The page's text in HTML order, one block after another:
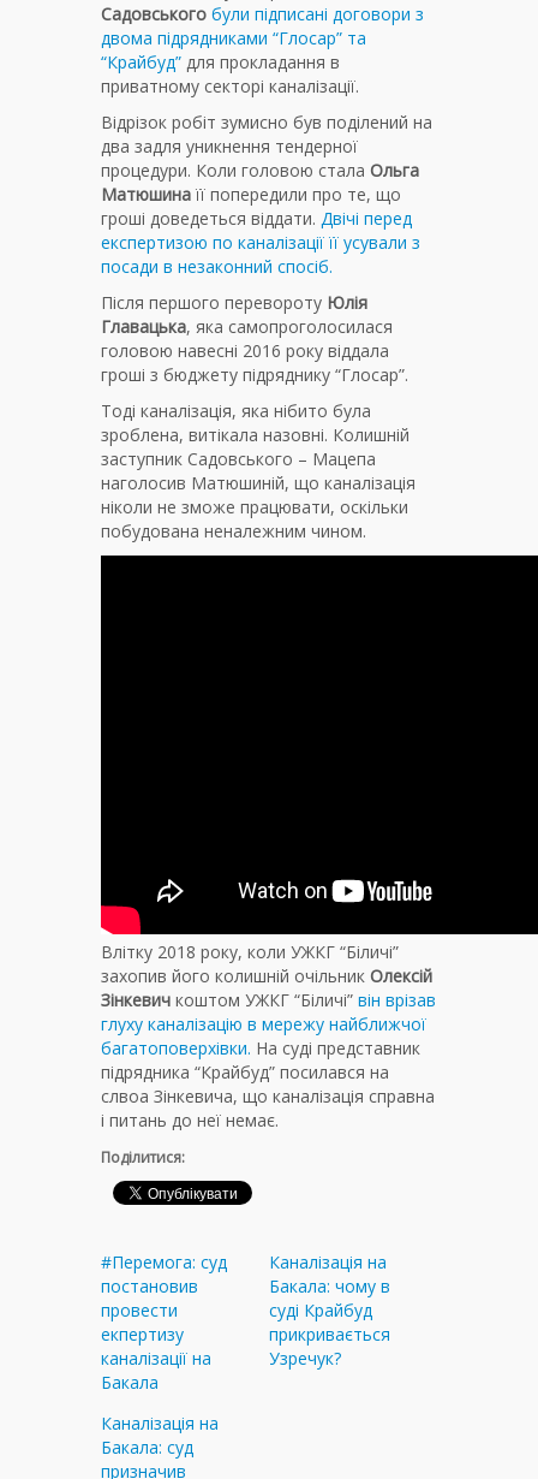
Садовського були підписані договори з
двома підрядниками “Глосар” та
“Крайбуд” для прокладання в
приватному секторі каналізації.
Відрізок робіт зумисно був поділений на
два задля уникнення тендерної
процедури. Коли головою стала Ольга
Матюшина її попередили про те, що
гроші доведеться віддати. Двічі перед
експертизою по каналізації її усували з
посади в незаконний спосіб.
Після першого перевороту Юлія
Главацька, яка самопроголосилася
головою навесні 2016 року віддала
гроші з бюджету підряднику “Глосар”.
Тоді каналізація, яка нібито була
зроблена, витікала назовні. Колишній
заступник Садовського – Мацепа
наголосив Матюшиній, що каналізація
ніколи не зможе працювати, оскільки
побудована неналежним чином.
Влітку 2018 року, коли УЖКГ “Біличі”
захопив його колишній очільник Олексій
Зінкевич коштом УЖКГ “Біличі” він врізав
глуху каналізацію в мережу найближчої
багатоповерхівки. На суді представник
підрядника “Крайбуд” посилався на
слвоа Зінкевича, що каналізація справна
і питань до неї немає.
Поділитися:
#Перемога: суд
постановив
провести
екпертизу
каналізації на
Бакала
Каналізація на
Бакала: чому в
суді Крайбуд
прикривається
Узречук?
Каналізація на
Бакала: суд
призначив